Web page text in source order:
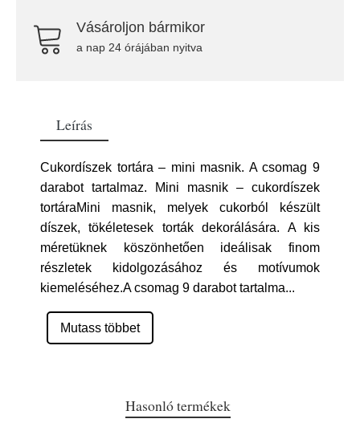
Vásároljon bármikor
a nap 24 órájában nyitva
Leírás
Cukordíszek tortára – mini masnik. A csomag 9
darabot tartalmaz. Mini masnik – cukordíszek
tortáraMini masnik, melyek cukorból készült
díszek, tökéletesek torták dekorálására. A kis
méretüknek köszönhetően ideálisak finom
részletek kidolgozásához és motívumok
kiemeléséhez.A csomag 9 darabot tartalma...
Mutass többet
Hasonló termékek